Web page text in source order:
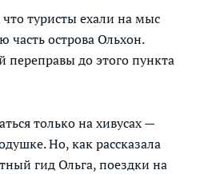
что туристы ехали на мыс
часть острова Ольхон.
до этого пункта
только на хивусах —
Но, как рассказала
гид Ольга, поездки на